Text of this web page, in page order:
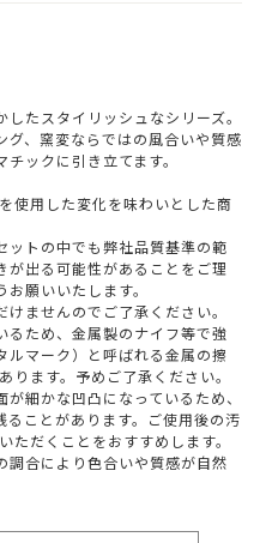
したスタイリッシュなシリーズ。
グ、窯変ならではの風合いや質感
ックに引き立てます。
使用した変化を味わいとした商
ットの中でも弊社品質基準の範
が出る可能性があることをご理
願いいたします。
ませんのでご了承ください。
るため、金属製のナイフ等で強
ルマーク）と呼ばれる金属の擦
ります。予めご了承ください。
細かな凹凸になっているため、
ことがあります。ご使用後の汚
ただくことをおすすめします。
合により色合いや質感が自然